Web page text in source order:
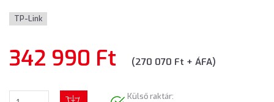
TP-Link
342 990 Ft (270 070 Ft + ÁFA)
Külső raktár: